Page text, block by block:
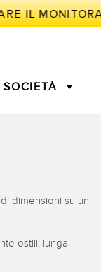
SOCIETÀ
dimensioni su un
ostili; lunga